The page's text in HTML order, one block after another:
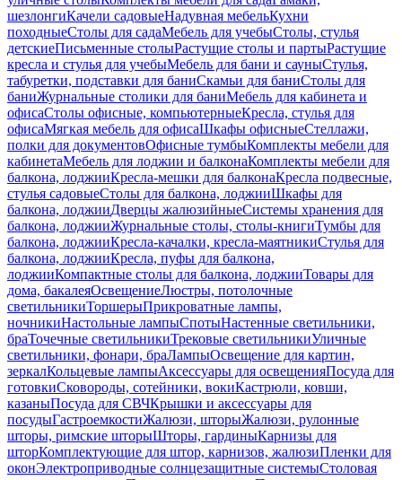
шезлонгиКачели садовыеНадувная мебельКухни
походныеСтолы для садаМебель для учебыСтолы, стулья
детскиеПисьменные столыРастущие столы и партыРастущие
кресла и стулья для учебыМебель для бани и сауныСтулья,
табуретки, подставки для баниСкамьи для баниСтолы для
баниЖурнальные столики для баниМебель для кабинета и
офисаСтолы офисные, компьютерныеКресла, стулья для
офисаМягкая мебель для офисаШкафы офисныеСтеллажи,
полки для документовОфисные тумбыКомплекты мебели для
кабинетаМебель для лоджии и балконаКомплекты мебели для
балкона, лоджииКресла-мешки для балконаКресла подвесные,
стулья садовыеСтолы для балкона, лоджииШкафы для
балкона, лоджииДверцы жалюзийныеСистемы хранения для
балкона, лоджииЖурнальные столы, столы-книгиТумбы для
балкона, лоджииКресла-качалки, кресла-маятникиСтулья для
балкона, лоджииКресла, пуфы для балкона,
лоджииКомпактные столы для балкона, лоджииТовары для
дома, бакалеяОсвещениеЛюстры, потолочные
светильникиТоршерыПрикроватные лампы,
ночникиНастольные лампыСпотыНастенные светильники,
браТочечные светильникиТрековые светильникиУличные
светильники, фонари, браЛампыОсвещение для картин,
зеркалКольцевые лампыАксессуары для освещенияПосуда для
готовкиСковороды, сотейники, вокиКастрюли, ковши,
казаныПосуда для СВЧКрышки и аксессуары для
посудыГастроемкостиЖалюзи, шторыЖалюзи, рулонные
шторы, римские шторыШторы, гардиныКарнизы для
шторКомплектующие для штор, карнизов, жалюзиПленки для
оконЭлектроприводные солнцезащитные системыСтоловая